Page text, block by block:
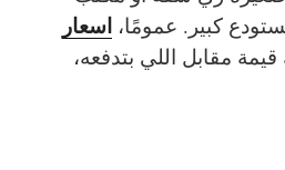
كبير. عمومًا، اسعار
مقابل اللي بتدفعه،